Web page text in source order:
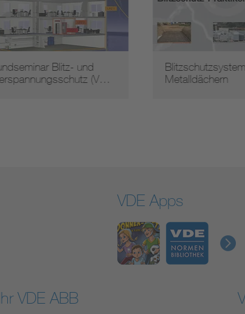
Blitz- und
(V…
Blitzschutzsysteme mit
Metalldächern
VDE Apps
VDE ABB